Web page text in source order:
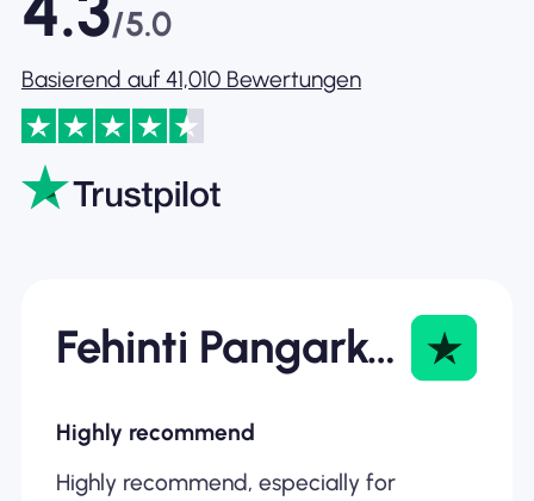
/5.0
Basierend auf 41,010 Bewertungen
Fehinti Pangarkar
Highly recommend
Highly recommend, especially for